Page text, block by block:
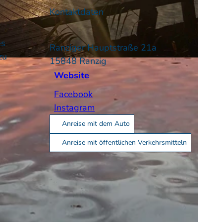
Kontaktdaten
Ranziger Hauptstraße 21a
15848Ranzig
Website
Facebook
Instagram
Anreise mit dem Auto
Anreise mit öffentlichen Verkehrsmitteln